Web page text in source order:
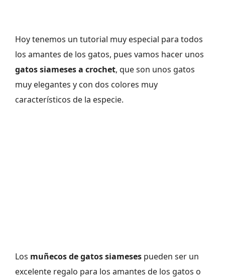
Hoy tenemos un tutorial muy especial para todos
los amantes de los gatos, pues vamos hacer unos
gatos siameses a crochet, que son unos gatos
muy elegantes y con dos colores muy
característicos de la especie.
Los muñecos de gatos siameses pueden ser un
excelente regalo para los amantes de los gatos o